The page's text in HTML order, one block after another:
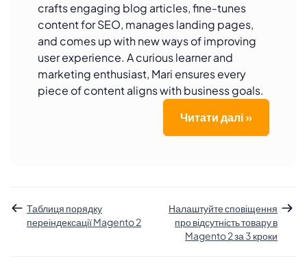
crafts engaging blog articles, fine-tunes
content for SEO, manages landing pages,
and comes up with new ways of improving
user experience. A curious learner and
marketing enthusiast, Mari ensures every
piece of content aligns with business goals.
Читати далі »
Таблиця порядку
переіндексації Magento 2
Налаштуйте сповіщення
про відсутність товару в
Magento 2 за 3 кроки